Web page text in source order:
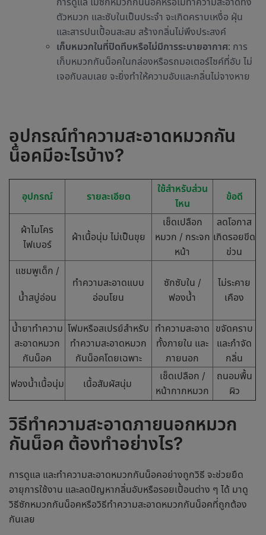
ตัวหมวก และซับในเป็นประจำ จะเกิดคราบเหงื่อ ฝุ่น
และสารปนเปื้อนสะสม สร้างกลิ่นไม่พึงประสงค์
เก็บหมวกในที่ปิดทึบหรือไม่มีการระบายอากาศ: การ
เก็บหมวกกันน็อคในกล่องหรือรถมอเตอร์ไซค์ที่อับ ไม่
เจอกับลมเลย จะยิ่งทำให้ความอับและกลิ่นไม่จางหาย
อุปกรณ์ทำความสะอาดหมวกกัน
น็อคมีอะไรบ้าง?
อุปกรณ์ รายละเอียด
ใช้สำหรับส่วน
ไหน
ข้อดี
ผ้าไมโคร
ไฟเบอร์
ผ้าเนื้อนุ่ม ไม่เป็นขุย
เช็ดเปลือก
หมวก / กระจก
หน้า
ลดโอกาส
เกิดรอยขีด
ข่วน
แชมพูเด็ก /
น้ำสบู่อ่อน
ทำความสะอาดแบบ
อ่อนโยน
ซักซับใน /
ฟองน้ำ
ไม่ระคาย
เคือง
น้ำยาทำความ
สะอาดหมวก
กันน็อค
โฟมหรือสเปรย์สำหรับ
ทำความสะอาดหมวก
กันน็อคโดยเฉพาะ
ทำความสะอาด
ทั้งภายใน และ
ภายนอก
ขจัดคราบ
และกำจัด
กลิ่น
ฟองน้ำเนื้อนุ่ม เนื้อสัมผัสนุ่ม
เช็ดเปลือก /
หน้ากากหมวก
ถนอมพื้น
ผิว
วิธีทำความสะอาดภายนอกหมวก
กันน็อค ต้องทำอย่างไร?
การดูแล และทำความสะอาดหมวกกันน็อคอย่างถูกวิธี จะช่วยยืด
อายุการใช้งาน และลดปัญหากลิ่นอับหรือรอยเปื้อนต่าง ๆ ได้ มาดู
วิธีซักหมวกกันน็อคหรือวิธีทำความสะอาดหมวกกันน็อคที่ถูกต้อง
กันเลย